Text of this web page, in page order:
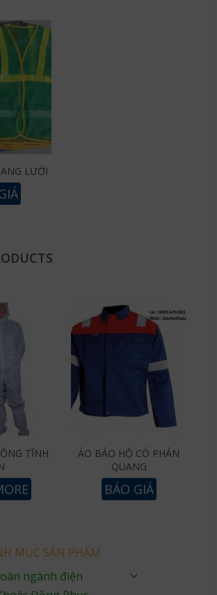
LƯỚI
TĨNH
ÁO BẢO HỘ CÓ PHẢN
QUANG
BÁO GIÁ
MỤC SẢN PHẨM
ngành điện